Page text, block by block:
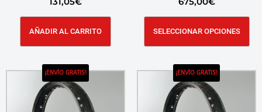
AÑADIR AL CARRITO SELECCIONAR OPCIONES
¡ENVÍO GRATIS! ¡ENVÍO GRATIS!